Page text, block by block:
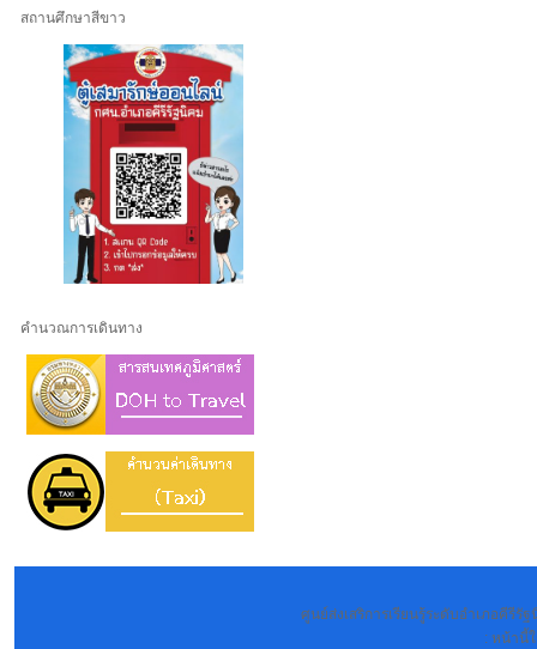
สถานศึกษาสีขาว
คำนวณการเดินทาง
ศูนย์ส่งเสริการเรียนรู้ระดับอำเภอคีรี
: หน้านี้